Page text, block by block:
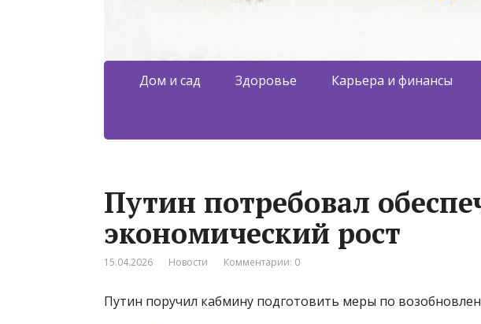
Дом и сад Здоровье Карьера и финансы
Путин потребовал
экономический рост
15.04.2026 Новости Комментарии: 0
Путин поручил кабмину подготовить меры по